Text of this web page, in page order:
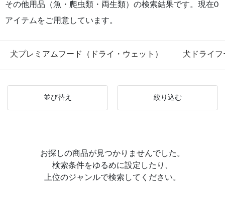
その他用品（魚・爬虫類・両生類）の検索結果です。現在0
アイテムをご用意しています。
犬プレミアムフード（ドライ・ウェット） 犬ドライフ
並び替え 絞り込む
お探しの商品が見つかりませんでした。
検索条件をゆるめに設定したり、
上位のジャンルで検索してください。